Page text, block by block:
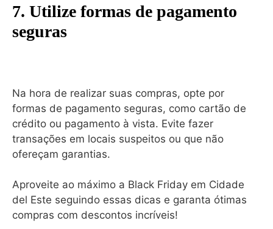
7. Utilize formas de pagamento
seguras
Na hora de realizar suas compras, opte por
formas de pagamento seguras, como cartão de
crédito ou pagamento à vista. Evite fazer
transações em locais suspeitos ou que não
ofereçam garantias.
Aproveite ao máximo a Black Friday em Cidade
del Este seguindo essas dicas e garanta ótimas
compras com descontos incríveis!